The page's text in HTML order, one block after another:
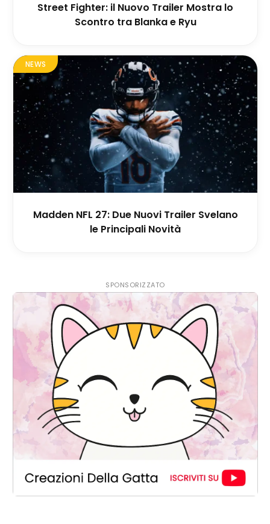
Street Fighter: il Nuovo Trailer Mostra lo
Scontro tra Blanka e Ryu
NEWS
Madden NFL 27: Due Nuovi Trailer Svelano
le Principali Novità
SPONSORIZZATO